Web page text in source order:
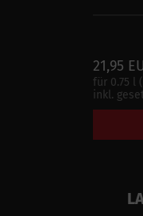
21,95
für 0.75 l
inkl.